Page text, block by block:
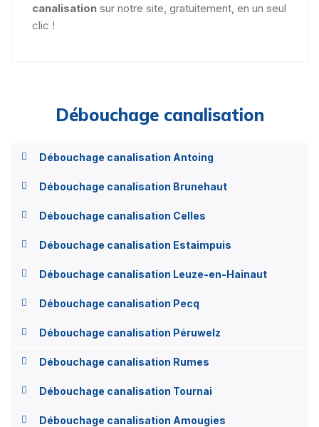
canalisation sur notre site, gratuitement, en un seul
clic !
Débouchage canalisation
Débouchage canalisation Antoing
Débouchage canalisation Brunehaut
Débouchage canalisation Celles
Débouchage canalisation Estaimpuis
Débouchage canalisation Leuze-en-Hainaut
Débouchage canalisation Pecq
Débouchage canalisation Péruwelz
Débouchage canalisation Rumes
Débouchage canalisation Tournai
Débouchage canalisation Amougies